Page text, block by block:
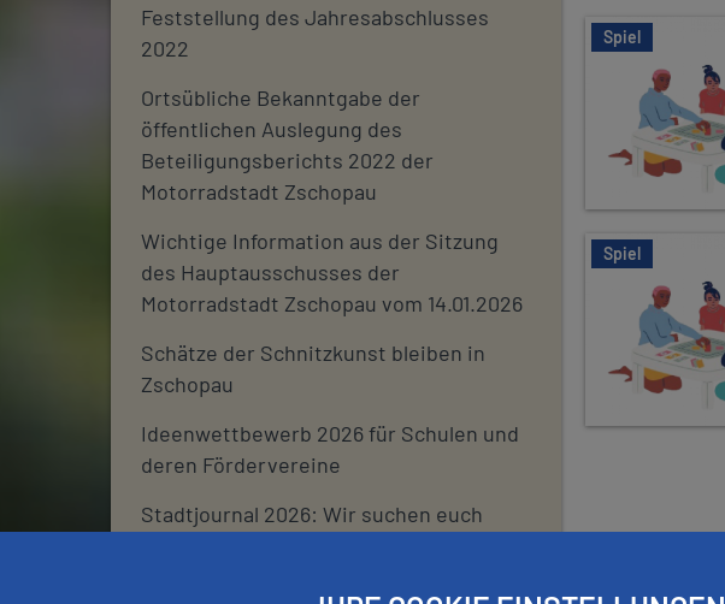
Feststellung des Jahresabschlusses
2022
Ortsübliche Bekanntgabe der
öffentlichen Auslegung des
Beteiligungsberichts 2022 der
Motorradstadt Zschopau
Wichtige Information aus der Sitzung
des Hauptausschusses der
Motorradstadt Zschopau vom 14.01.2026
Schätze der Schnitzkunst bleiben in
Zschopau
Ideenwettbewerb 2026 für Schulen und
deren Fördervereine
Stadtjournal 2026: Wir suchen euch
Spiel
Spiel
P
G